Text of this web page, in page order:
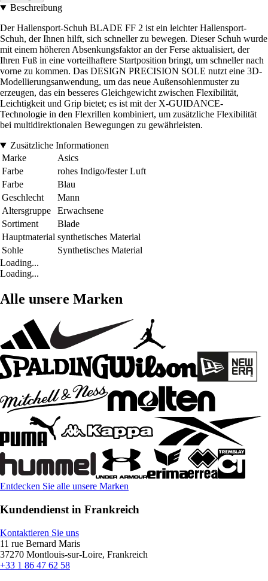
Beschreibung
Der Hallensport-Schuh BLADE FF 2 ist ein leichter Hallensport-
Schuh, der Ihnen hilft, sich schneller zu bewegen. Dieser Schuh wurde
mit einem höheren Absenkungsfaktor an der Ferse aktualisiert, der
Ihren Fuß in eine vorteilhaftere Startposition bringt, um schneller nach
vorne zu kommen. Das DESIGN PRECISION SOLE nutzt eine 3D-
Modellierungsanwendung, um das neue Außensohlenmuster zu
erzeugen, das ein besseres Gleichgewicht zwischen Flexibilität,
Leichtigkeit und Grip bietet; es ist mit der X-GUIDANCE-
Technologie in den Flexrillen kombiniert, um zusätzliche Flexibilität
bei multidirektionalen Bewegungen zu gewährleisten.
Zusätzliche Informationen
Marke
Asics
Farbe
rohes Indigo/fester Luft
Farbe
Blau
Geschlecht
Mann
Altersgruppe
Erwachsene
Sortiment
Blade
Hauptmaterial synthetisches Material
Sohle
Synthetisches Material
Loading...
Loading...
Alle unsere Marken
Entdecken Sie alle unsere Marken
Kundendienst in Frankreich
Kontaktieren Sie uns
11 rue Bernard Maris
37270 Montlouis-sur-Loire, Frankreich
+33 1 86 47 62 58